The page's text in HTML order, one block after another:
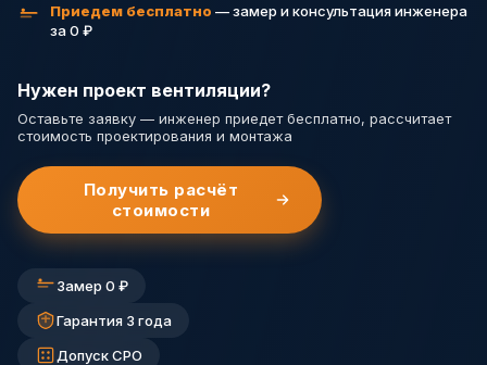
Приедем бесплатно — замер и консультация инженера
за 0 ₽
Нужен проект вентиляции?
Оставьте заявку — инженер приедет бесплатно, рассчитает
стоимость проектирования и монтажа
Получить расчёт
стоимости
Замер 0 ₽
Гарантия 3 года
Допуск СРО